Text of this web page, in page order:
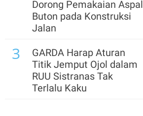
Dorong Pemakaian Aspal
Buton pada Konstruksi
Jalan
3
GARDA Harap Aturan
Titik Jemput Ojol dalam
RUU Sistranas Tak
Terlalu Kaku